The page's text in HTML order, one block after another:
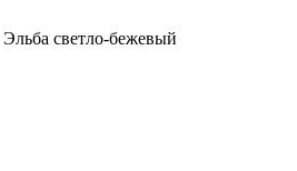
светло-бежевый